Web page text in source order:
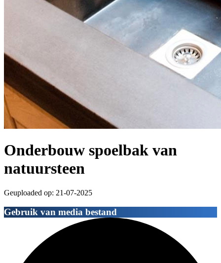
Onderbouw spoelbak van
natuursteen
Geuploaded op: 21-07-2025
Gebruik van media bestand